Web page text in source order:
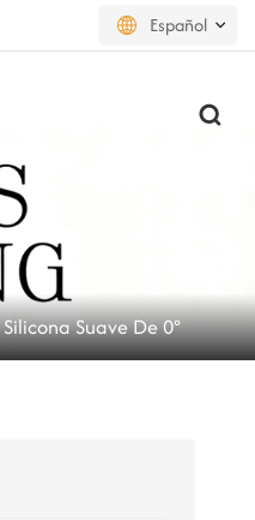
Español
русский
español
português
Suave De 0°